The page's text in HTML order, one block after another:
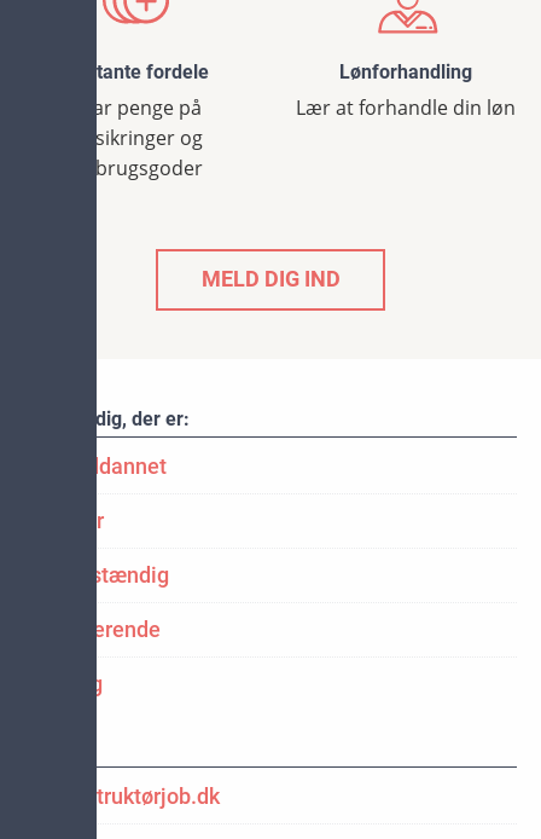
Kontante fordele
Spar penge på
forsikringer og
forbrugsgoder
Lønforhandling
Lær at forhandle din løn
MELD DIG IND
Sider til dig, der er:
Nyuddannet
Leder
Selvstændig
Studerende
Ledig
Konstruktørjob.dk